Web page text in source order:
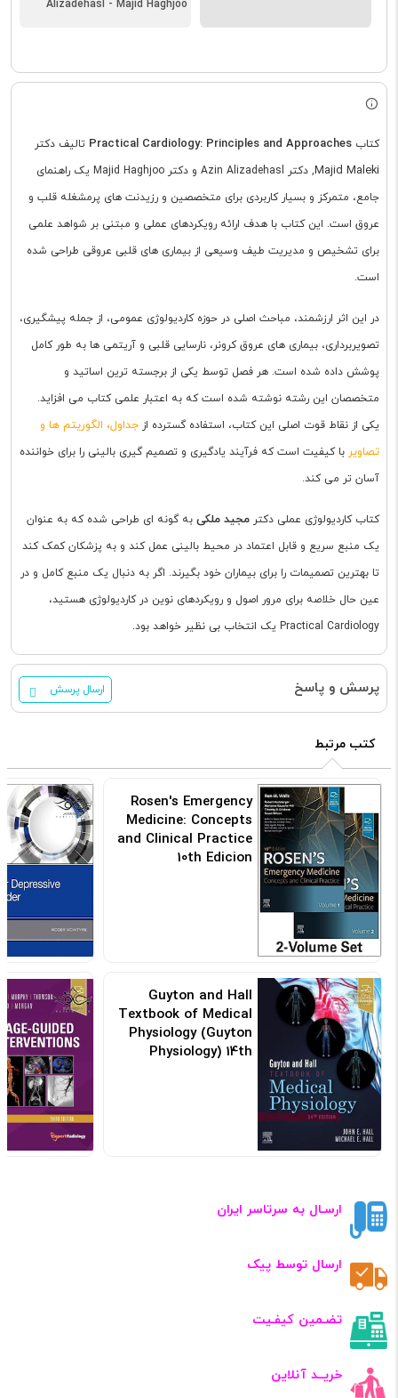
Alizadehasl - Majid Haghjoo
کتاب Practical Cardiology: Principles and Approaches تالیف دکتر
Majid Maleki
, دکتر Azin Alizadehasl و دکتر Majid Haghjoo یک راهنمای
جامع، متمرکز و بسیار کاربردی برای متخصصین و رزیدنت های پرمشغله قلب و
عروق است. این کتاب با هدف ارائه رویکردهای عملی و مبتنی بر شواهد علمی
برای تشخیص و مدیریت طیف وسیعی از بیماری های قلبی عروقی طراحی شده
است.
در این اثر ارزشمند، مباحث اصلی در حوزه کاردیولوژی عمومی، از جمله پیشگیری،
تصویربرداری، بیماری های عروق کرونر، نارسایی قلبی و آریتمی ها به طور کامل
پوشش داده شده است. هر فصل توسط یکی از برجسته ترین اساتید و
متخصصان این رشته نوشته شده است که به اعتبار علمی کتاب می افزاید.
یکی از نقاط قوت اصلی این کتاب، استفاده گسترده از جداول، الگوریتم ها و
تصاویر با کیفیت است که فرآیند یادگیری و تصمیم گیری بالینی را برای خواننده
آسان تر می کند.
کتاب کاردیولوژی عملی دکتر مجید ملکی به گونه ای طراحی شده که به عنوان
یک منبع سریع و قابل اعتماد در محیط بالینی عمل کند و به پزشکان کمک کند
تا بهترین تصمیمات را برای بیماران خود بگیرند. اگر به دنبال یک منبع کامل و در
عین حال خلاصه برای مرور اصول و رویکردهای نوین در کاردیولوژی هستید،
Practical Cardiology یک انتخاب بی نظیر خواهد بود.
پرسش و پاسخ ارسال پرسش
کتب مرتبط
Rosen's Emergency
Medicine: Concepts
and Clinical Practice
10th Edicion
Guyton and Hall
Textbook of Medical
Physiology (Guyton
Physiology) 14th
ارسـال به سرتاسر ایران
ارسال توسط پیک
تضـمین کیفـیت
خریــد آنلاین